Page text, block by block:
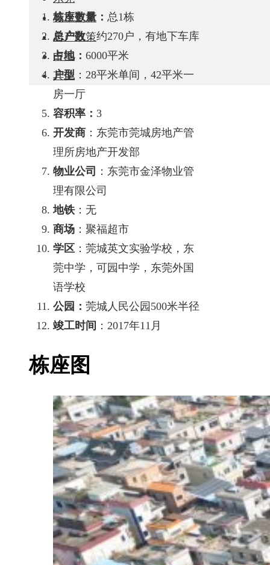
城市更新
房产政策
中国
其他
栋座数量： 总1栋
总户数：约270户，有地下车库
占地： 6000平米
户型 ：28平米单间，42平米一
房一厅
容积率： 3
开发商 ：东莞市莞城房地产管
理所房地产开发部
物业公司 ：东莞市金泽物业管
理有限公司
地铁：无
商场 ：聚福超市
学区 ：莞城英文实验学校，东
莞中学，可园中学，东莞外国
语学校
公园： 莞城人民公园500米半径
竣工时间 ：2017年11月
栋座图